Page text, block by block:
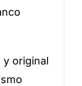
original